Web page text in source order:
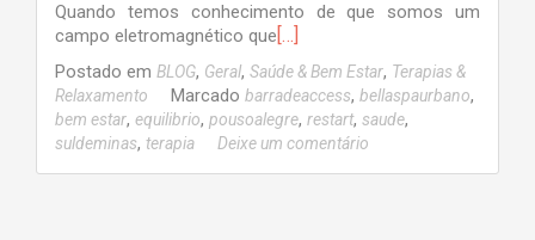
Quando temos conhecimento de que somos um
campo eletromagnético que[…]
Postado em BLOG, Geral, Saúde & Bem Estar, Terapias &
Relaxamento
Marcado barradeaccess, bellaspaurbano,
bem estar, equilibrio, pousoalegre, restart, saude,
suldeminas, terapia Deixe um comentário